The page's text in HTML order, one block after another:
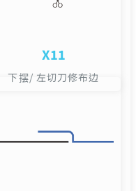
X11
下摆/ 左切刀修布边